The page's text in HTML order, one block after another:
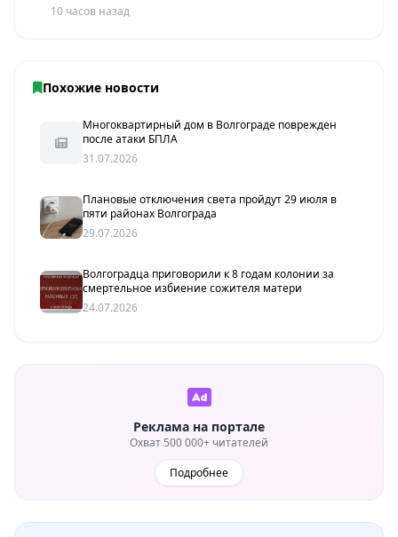
10 часов назад
Похожие новости
Многоквартирный дом в Волгограде поврежден
после атаки БПЛА
31.07.2026
Плановые отключения света пройдут 29 июля в
пяти районах Волгограда
29.07.2026
Волгоградца приговорили к 8 годам колонии за
смертельное избиение сожителя матери
24.07.2026
Реклама на портале
Охват 500 000+ читателей
Подробнее